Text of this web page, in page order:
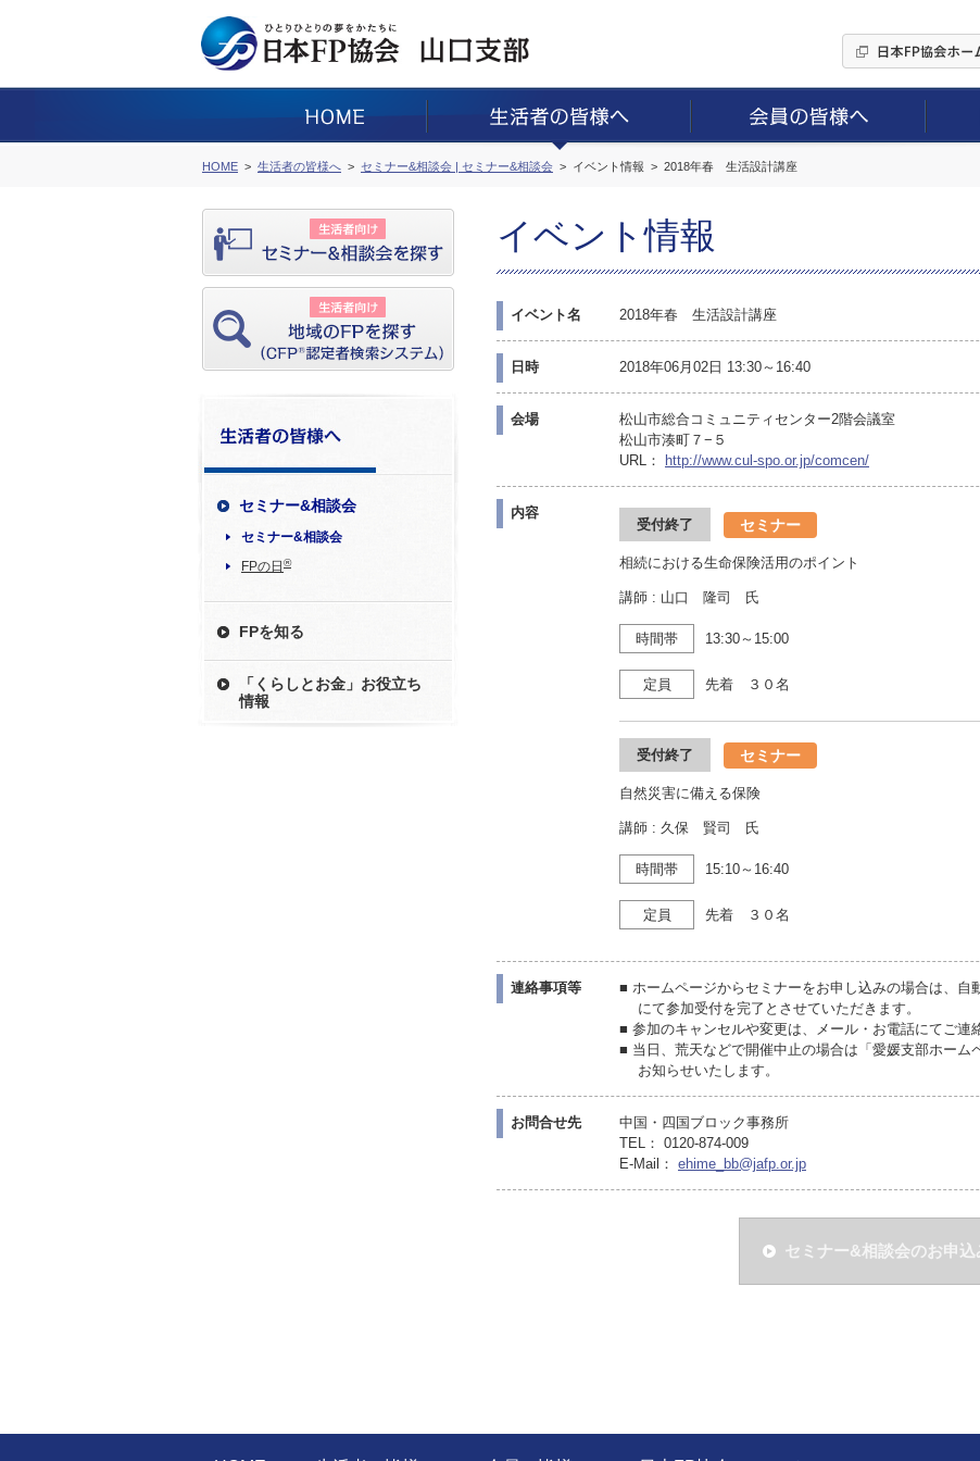
HOME 生活者の皆様へ セミナー&相談会 | セミナー&相談会 イベント情報 2018年春 生活設計講座
セミナー&相談会
セミナー&相談会
FPの日 ®
FPを知る
「くらしとお金」お役立ち
情報
イベント情報
イベント名 2018年春 生活設計講座
日時 2018年06月02日 13:30～16:40
会場
松山市総合コミュニティセンター2階会議室
松山市湊町７−５
URL：
http://www.cul-spo.or.jp/comcen/
内容
受付終了 セミナー
相続における生命保険活用のポイント
講師 : 山口 隆司 氏
時間帯 13:30～15:00
定員 先着 ３０名
受付終了 セミナー
自然災害に備える保険
講師 : 久保 賢司 氏
時間帯 15:10～16:40
定員 先着 ３０名
連絡事項等
■ ホームページからセミナーをお申し込みの場合は、自
にて参加受付を完了とさせていただきます。
■ 参加のキャンセルや変更は、メール・お電話にてご連
■ 当日、荒天などで開催中止の場合は「愛媛支部ホーム
お知らせいたします。
お問合せ先
中国・四国ブロック事務所
TEL： 0120-874-009
E-Mail： ehime_bb@jafp.or.jp
セミナー&相談会のお申込